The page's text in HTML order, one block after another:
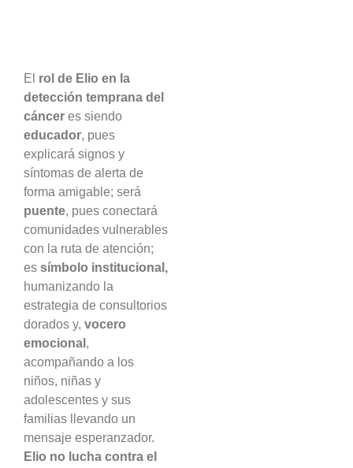
El rol de Elio en la
detección temprana del
cáncer es siendo
educador, pues
explicará signos y
síntomas de alerta de
forma amigable; será
puente, pues conectará
comunidades vulnerables
con la ruta de atención;
es símbolo institucional,
humanizando la
estrategia de consultorios
dorados y, vocero
emocional ,
acompañando a los
niños, niñas y
adolescentes y sus
familias llevando un
mensaje esperanzador.
Elio no lucha contra el